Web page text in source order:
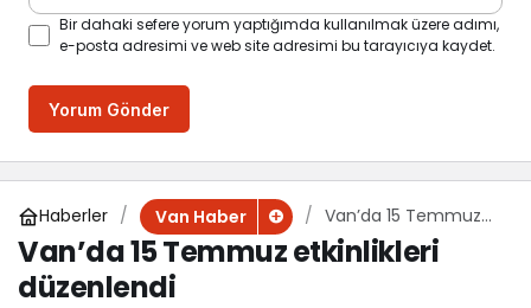
Bir dahaki sefere yorum yaptığımda kullanılmak üzere adımı,
e-posta adresimi ve web site adresimi bu tarayıcıya kaydet.
Yorum Gönder
Haberler Van Haber
Van’da 15 Temmuz
etkinlikleri düzenlendi
Van’da 15 Temmuz etkinlikleri
düzenlendi